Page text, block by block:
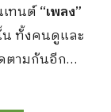
เทนต์“เพลง”
ทั้งคนดูและ
ตามกันอีก…